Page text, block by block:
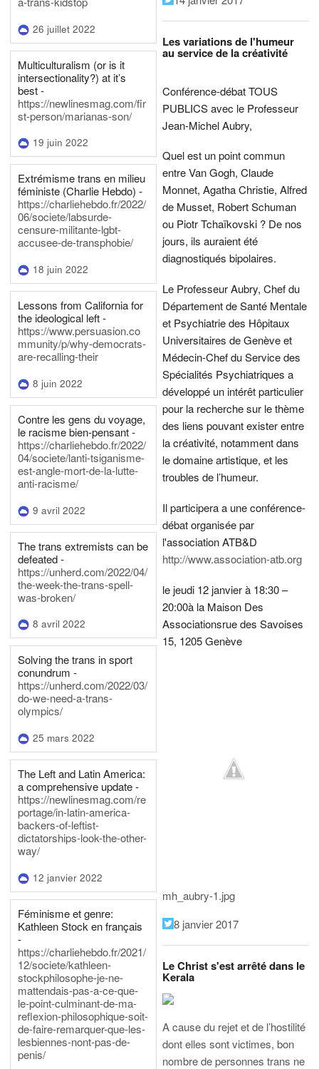
26 juillet 2022
Multiculturalism (or is it
intersectionality?) at it’s
best -
https://newlinesmag.com/fir
st-person/marianas-son/
19 juin 2022
Extrémisme trans en milieu
féministe (Charlie Hebdo) -
https://charliehebdo.fr/2022/
06/societe/labsurde-
censure-militante-lgbt-
accusee-de-transphobie/
18 juin 2022
Lessons from California for
the ideological left -
https://www.persuasion.co
mmunity/p/why-democrats-
are-recalling-their
8 juin 2022
Contre les gens du voyage,
le racisme bien-pensant -
https://charliehebdo.fr/2022/
04/societe/lanti-tsiganisme-
est-angle-mort-de-la-lutte-
anti-racisme/
9 avril 2022
The trans extremists can be
defeated -
https://unherd.com/2022/04/
the-week-the-trans-spell-
was-broken/
8 avril 2022
Solving the trans in sport
conundrum -
https://unherd.com/2022/03/
do-we-need-a-trans-
olympics/
25 mars 2022
The Left and Latin America:
a comprehensive update -
https://newlinesmag.com/re
portage/in-latin-america-
backers-of-leftist-
dictatorships-look-the-other-
way/
12 janvier 2022
Féminisme et genre:
Kathleen Stock en français
-
https://charliehebdo.fr/2021/
12/societe/kathleen-
stockphilosophe-je-ne-
mattendais-pas-a-ce-que-
le-point-culminant-de-ma-
reflexion-philosophique-soit-
de-faire-remarquer-que-les-
lesbiennes-nont-pas-de-
penis/
Les variations de l'humeur
au service de la créativité
Conférence-débat TOUS
PUBLICS avec le Professeur
Jean-Michel Aubry,
Quel est un point commun
entre Van Gogh, Claude
Monnet, Agatha Christie, Alfred
de Musset, Robert Schuman
ou Piotr Tchaïkovski ? De nos
jours, ils auraient été
diagnostiqués bipolaires.
Le Professeur Aubry, Chef du
Département de Santé Mentale
et Psychiatrie des Hôpitaux
Universitaires de Genève et
Médecin-Chef du Service des
Spécialités Psychiatriques a
développé un intérêt particulier
pour la recherche sur le thème
des liens pouvant exister entre
la créativité, notamment dans
le domaine artistique, et les
troubles de l’humeur.
Il participera a une conférence-
débat organisée par
l'association ATB&D
http://www.association-atb.org
le jeudi 12 janvier à 18:30 –
20:00à la Maison Des
Associationsrue des Savoises
15, 1205 Genève
mh_aubry-1.jpg
8 janvier 2017
Le Christ s'est arrêté dans le
Kerala
A cause du rejet et de l’hostilité
dont elles sont victimes, bon
nombre de personnes trans ne